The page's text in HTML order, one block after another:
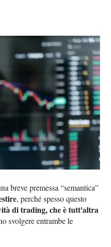
breve premessa “semantica”
, perché spesso questo
di trading, che è tutt'altra
svolgere entrambe le